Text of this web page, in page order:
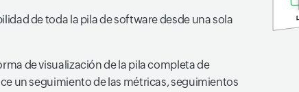
de toda la pila de software desde una sola
de visualización de la pila completa de
un seguimiento de las métricas, seguimientos